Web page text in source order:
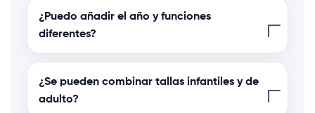
¿Puedo añadir el año y funciones
diferentes?
¿Se pueden combinar tallas infantiles y de
adulto?